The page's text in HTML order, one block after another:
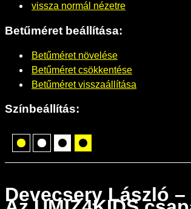
vissza normál nézetre
Betűméret beállítása:
Betűméret növelése
Betűméret csökkentése
Betűméret visszaállítása
Színbeállítás:
Devecsery László